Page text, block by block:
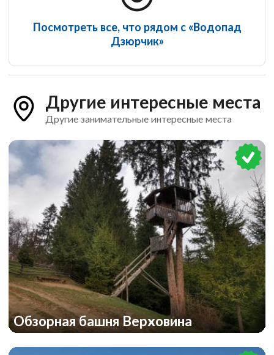
Посмотреть все, что рядом с «Водопад
Дзюрчик»
Другие интересные места
Другие занимательные интересные места
Обзорная башня Верховина